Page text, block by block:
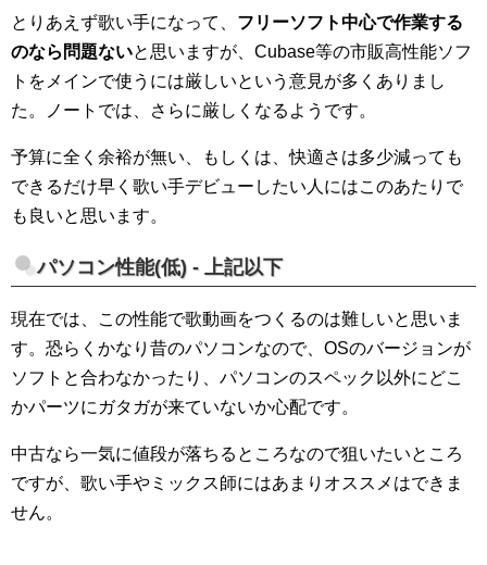
とりあえず歌い手になって、 フリーソフト中心で作業する
のなら問題ないと思いますが、Cubase等の市販高性能ソフ
トをメインで使うには厳しいという意見が多くありまし
た。ノートでは、さらに厳しくなるようです。
予算に全く余裕が無い、もしくは、快適さは多少減っても
できるだけ早く歌い手デビューしたい人にはこのあたりで
も良いと思います。
パソコン性能(低) - 上記以下
現在では、この性能で歌動画をつくるのは難しいと思いま
す。恐らくかなり昔のパソコンなので、OSのバージョンが
ソフトと合わなかったり、パソコンのスペック以外にどこ
かパーツにガタガが来ていないか心配です。
中古なら一気に値段が落ちるところなので狙いたいところ
ですが、歌い手やミックス師にはあまりオススメはできま
せん。